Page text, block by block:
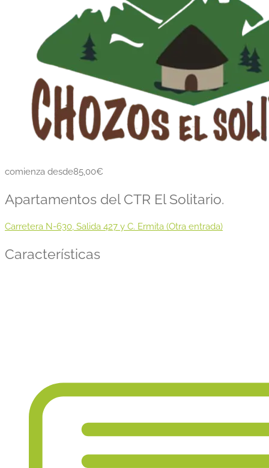
comienza desde85,00€
Apartamentos del CTR El Solitario.
Carretera N-630, Salida 427 y C. Ermita (Otra entrada)
Características